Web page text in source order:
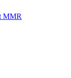
MMR